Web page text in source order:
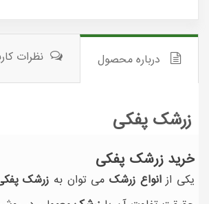
درباره محصول نظرات
زرشک پفکی
خرید زرشک پفکی
یکی ازانواع زرشک می توان به زرشک